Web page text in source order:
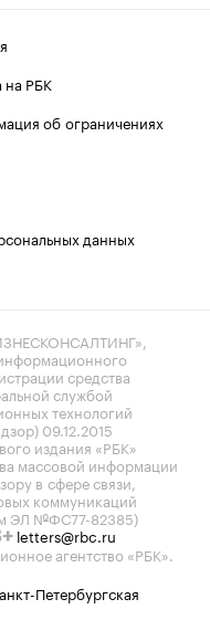
на РБК
об ограничениях
данных
средства
службой
технологий
09.12.2015
издания «РБК»
массовой информации
в сфере связи,
коммуникаций
ЭЛ №ФС77-82385)
letters@rbc.ru
агентство «РБК».
Петербургская